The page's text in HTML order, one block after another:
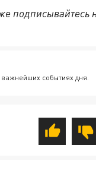
подписывайтесь
событиях дня.